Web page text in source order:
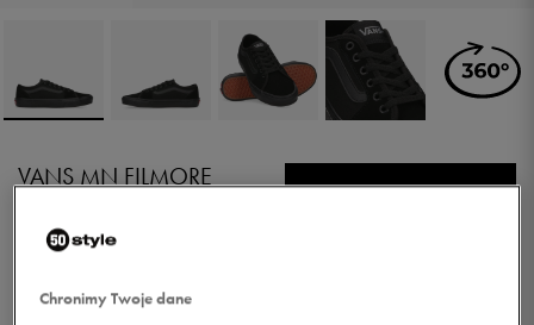
VANS MN FILMORE
Chronimy Twoje dane